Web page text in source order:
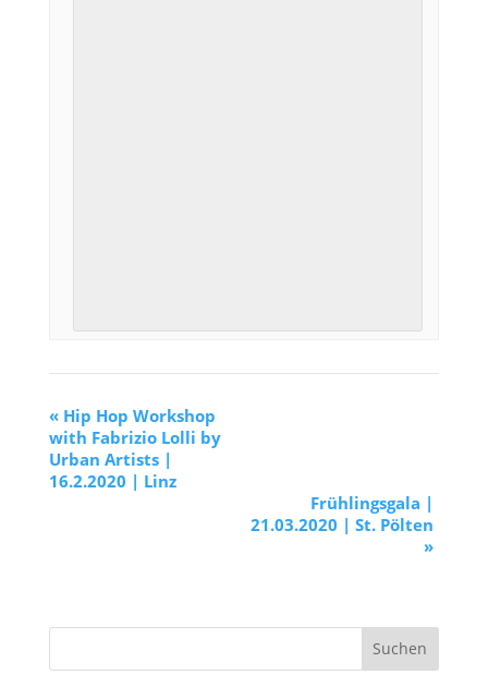
«Hip Hop Workshop
with Fabrizio Lolli by
Urban Artists |
16.2.2020 | Linz
Frühlingsgala |
21.03.2020 | St. Pölten
»